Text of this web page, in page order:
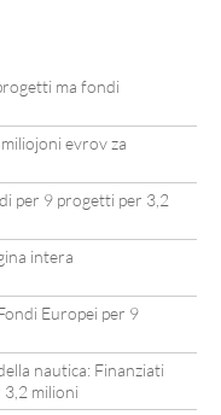
ma fondi
evrov za
per 9 progetti per 3,2
intera
Europei per 9
nautica: Finanziati
milioni